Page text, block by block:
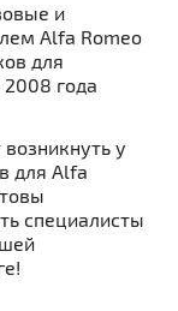
и
Alfa Romeo
для
2008 года
у
для Alfa
специалисты